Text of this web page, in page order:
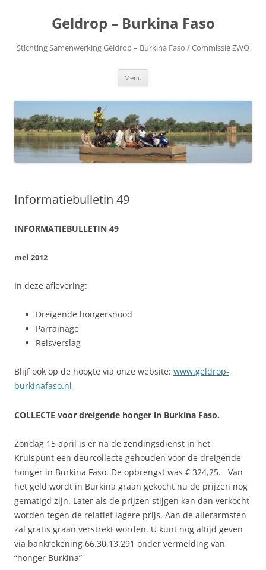
Geldrop – Burkina Faso
Stichting Samenwerking Geldrop – Burkina Faso / Commissie ZWO
Menu
Informatiebulletin 49
INFORMATIEBULLETIN 49
mei 2012
In deze aflevering:
Dreigende hongersnood
Parrainage
Reisverslag
Blijf ook op de hoogte via onze website: www.geldrop-
burkinafaso.nl
COLLECTE voor dreigende honger in Burkina Faso.
Zondag 15 april is er na de zendingsdienst in het
Kruispunt een deurcollecte gehouden voor de dreigende
honger in Burkina Faso. De opbrengst was € 324,25. Van
het geld wordt in Burkina graan gekocht nu de prijzen nog
gematigd zijn. Later als de prijzen stijgen kan dan verkocht
worden tegen de relatief lagere prijs. Aan de allerarmsten
zal gratis graan verstrekt worden. U kunt nog altijd geven
via bankrekening 66.30.13.291 onder vermelding van
“honger Burkina”